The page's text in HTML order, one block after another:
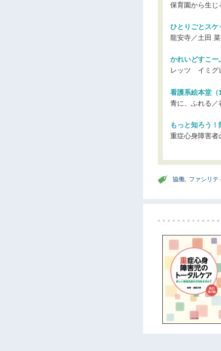
保育園から生じ
ひとりごとスケ
龍安寺／土田
かれいどすこー
レッツ イミグ
看護系絵本堂（
青に、ふれる／
もっと知ろう
重症心身障害者
協働 ファシリテ